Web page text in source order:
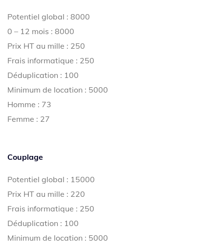
Potentiel global : 8000
0 – 12 mois : 8000
Prix HT au mille : 250
Frais informatique : 250
Déduplication : 100
Minimum de location : 5000
Homme : 73
Femme : 27
Couplage
Potentiel global : 15000
Prix HT au mille : 220
Frais informatique : 250
Déduplication : 100
Minimum de location : 5000